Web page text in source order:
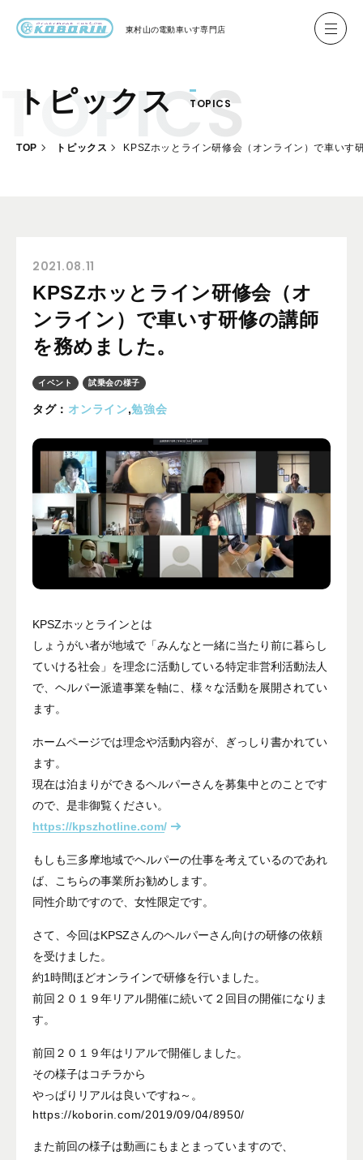
東村山の電動車いす専門店
ハイネル Hineru
ブリッジ BRIDGE TR
会社概要
お問い合わせ
ALL
ニュース
イベント
ブログ
メディア掲載
ユーザーコラム
フォームから
042-391-3328
平日10：00 - 18：00
トピックス TOPICS
TOP トピックス KPSZホッとライン研修会（オンライン）で車いす
2021.08.11
KPSZホッとライン研修会（オ
ンライン）で車いす研修の講師
を務めました。
イベント 試乗会の様子
タグ： オンライン,勉強会
KPSZホッとラインとは
しょうがい者が地域で「みんなと一緒に当たり前に暮らし
ていける社会」を理念に活動している特定非営利活動法人
で、ヘルパー派遣事業を軸に、様々な活動を展開されてい
ます。
ホームページでは理念や活動内容が、ぎっしり書かれてい
ます。
現在は泊まりができるヘルパーさんを募集中とのことです
ので、是非御覧ください。
https://kpszhotline.com/
もしも三多摩地域でヘルパーの仕事を考えているのであれ
ば、こちらの事業所お勧めします。
同性介助ですので、女性限定です。
さて、今回はKPSZさんのヘルパーさん向けの研修の依頼
を受けました。
約1時間ほどオンラインで研修を行いました。
前回２０１９年リアル開催に続いて２回目の開催になりま
す。
前回２０１９年はリアルで開催しました。
その様子はコチラから
やっぱりリアルは良いですね～。
https://koborin.com/2019/09/04/8950/
また前回の様子は動画にもまとまっていますので、